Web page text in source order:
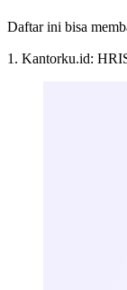
Daftar ini bisa
1. Kantorku.id: